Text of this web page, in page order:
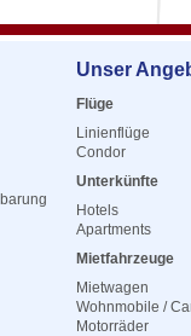
Unser
Flüge
Linienflüge
Condor
Unterkünfte
Hotels
Apartments
Mietfahrzeuge
Mietwagen
Wohnmobile /
Motorräder